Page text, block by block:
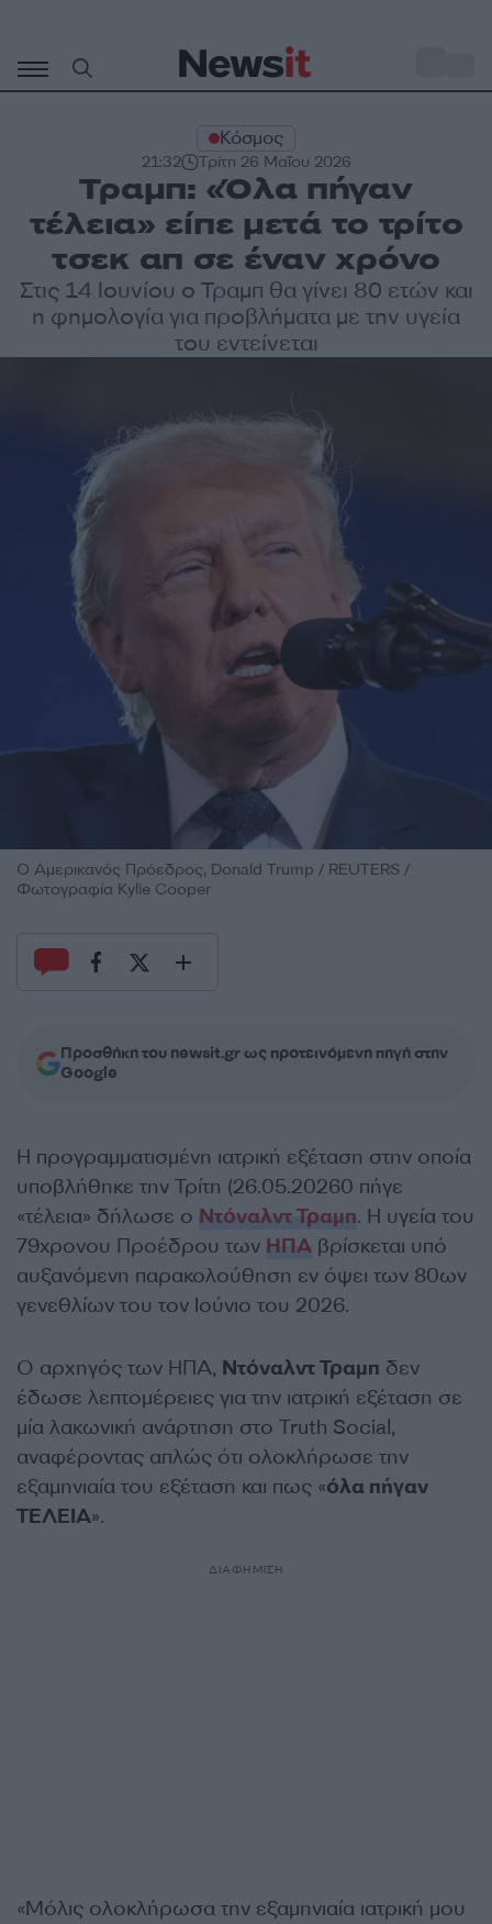
περιεχόμενο
Κόσμος
21:32 Τρίτη 26 Μαΐου 2026
Τραμπ: «Όλα πήγαν
τέλεια» είπε μετά το τρίτο
τσεκ απ σε έναν χρόνο
Στις 14 Ιουνίου ο Τραμπ θα γίνει 80 ετών και
η φημολογία για προβλήματα με την υγεία
του εντείνεται
Ο Αμερικανός Πρόεδρος, Donald Trump / REUTERS /
Φωτογραφία Kylie Cooper
Προσθήκη του newsit.gr ως προτεινόμενη πηγή στην
Google
Η προγραμματισμένη ιατρική εξέταση στην οποία
υποβλήθηκε την Τρίτη (26.05.20260 πήγε
«τέλεια» δήλωσε ο Ντόναλντ Τραμπ. Η υγεία του
79χρονου Προέδρου των ΗΠΑ βρίσκεται υπό
αυξανόμενη παρακολούθηση εν όψει των 80ων
γενεθλίων του τον Ιούνιο του 2026.
Ο αρχηγός των ΗΠΑ, Ντόναλντ Τραμπ δεν
έδωσε λεπτομέρειες για την ιατρική εξέταση σε
μία λακωνική ανάρτηση στο Truth Social,
αναφέροντας απλώς ότι ολοκλήρωσε την
εξαμηνιαία του εξέταση και πως «όλα πήγαν
ΤΕΛΕΙΑ».
ΔΙΑΦΗΜΙΣΗ
«Μόλις ολοκλήρωσα την εξαμηνιαία ιατρική μου